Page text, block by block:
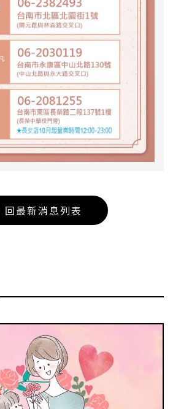
回最新消息列表